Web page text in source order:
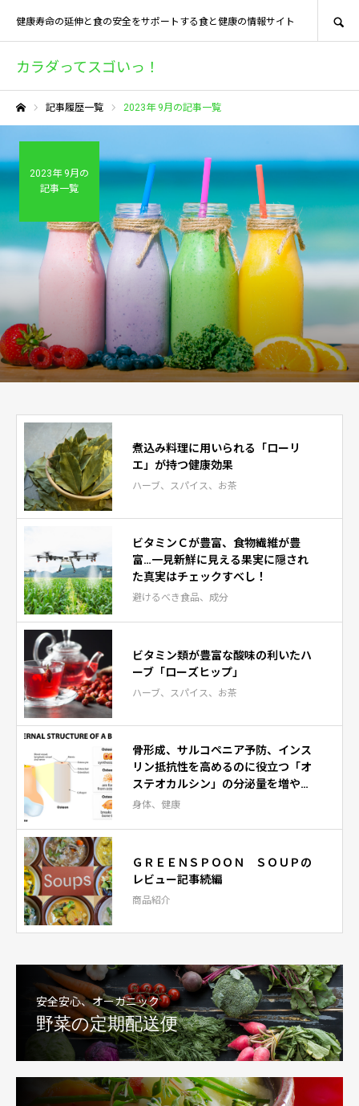
カラダってスゴいっ！
健康寿命の延伸と食の安全をサポートする食と健康の情報サイト
記事履歴一覧 2023年 9月の記事一覧
2023年 9月の
記事一覧
煮込み料理に用いられる「ローリ
エ」が持つ健康効果
ハーブ、スパイス、お茶
ビタミンＣが豊富、食物繊維が豊
富…一見新鮮に見える果実に隠され
た真実はチェックすべし！
避けるべき食品、成分
ビタミン類が豊富な酸味の利いたハ
ーブ「ローズヒップ」
ハーブ、スパイス、お茶
骨形成、サルコペニア予防、インス
リン抵抗性を高めるのに役立つ「オ
ステオカルシン」の分泌量を増やす
には？
身体、健康
ＧＲＥＥＮＳＰＯＯＮ ＳＯＵＰの
レビュー記事続編
商品紹介
安全安心、オーガニック
野菜の定期配送便